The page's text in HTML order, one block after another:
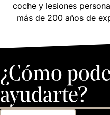
coche y lesiones
más de 200 años de
¿Cómo
ayudarte?